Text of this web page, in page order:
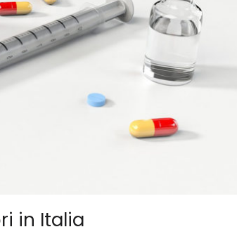
in Italia